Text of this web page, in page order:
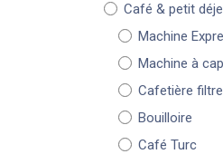
Café & petit
Machine
Machine à
Cafetière filtre
Bouilloire
Café Turc